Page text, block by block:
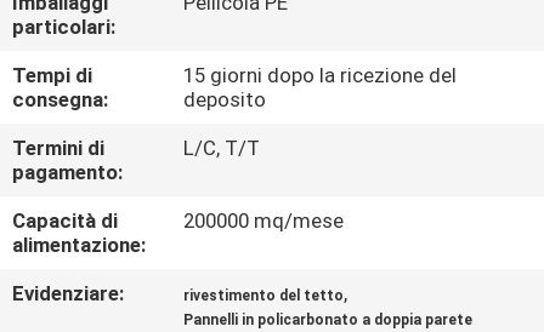
QUALITÀ
CONTATTICI
RICHIEDA
UNA
CITAZIONE
particolari:
Tempi di
consegna:
15 giorni dopo la ricezione del
deposito
Termini di
pagamento:
L/C, T/T
Capacità di
alimentazione:
200000 mq/mese
Evidenziare: rivestimento del tetto,
Pannelli in policarbonato a doppia parete